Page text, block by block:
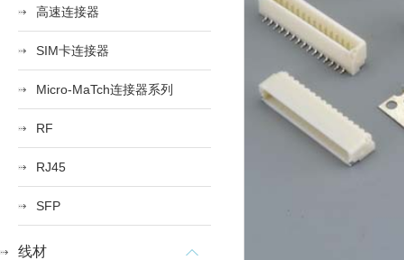
高速连接器
SIM卡连接器
Micro-MaTch连接器系列
RF
RJ45
SFP
线材